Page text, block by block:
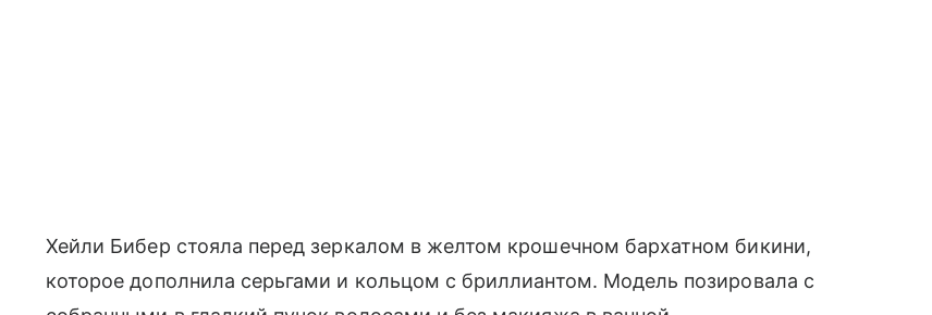
Хейли Бибер стояла перед зеркалом в желтом крошечном бархатном бикини,
которое дополнила серьгами и кольцом с бриллиантом. Модель позировала с